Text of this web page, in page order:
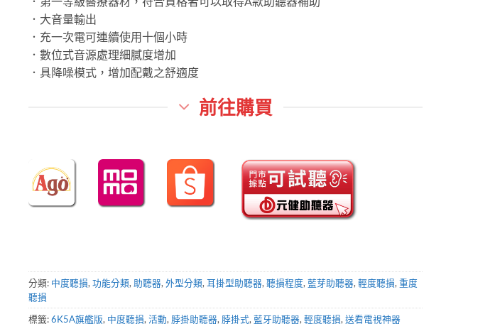
NT$11,800。
．大音量輸出
．充一次電可連續使用十個小時
．數位式音源處理細膩度增加
．具降噪模式，增加配戴之舒適度
前往購買
分類: 中度聽損, 功能分類, 助聽器, 外型分類, 耳掛型助聽器, 聽損程度, 藍芽助聽器, 輕度聽損, 重度
聽損
標籤:6K5A旗艦版, 中度聽損, 活動, 脖掛助聽器, 脖掛式, 藍牙助聽器, 輕度聽損, 送看電視神器